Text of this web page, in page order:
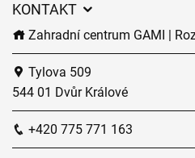
KONTAKT
Zahradní centrum GAMI |
Tylova 509
544 01 Dvůr Králové
+420 775 771 163